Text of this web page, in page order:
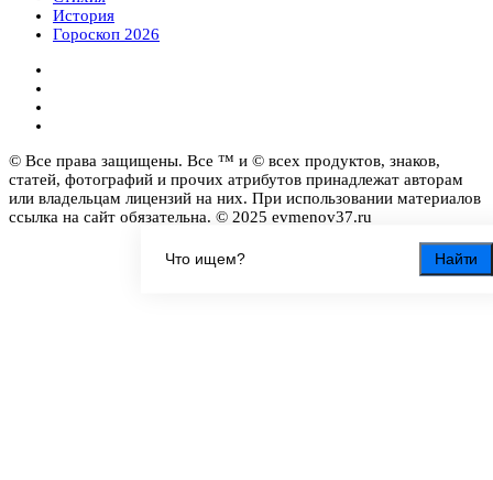
Найти
История
Гороскоп 2026
© Все права защищены. Все ™ и © всех продуктов, знаков,
статей, фотографий и прочих атрибутов принадлежат авторам
или владельцам лицензий на них. При использовании материалов
ссылка на сайт обязательна. © 2025 evmenov37.ru